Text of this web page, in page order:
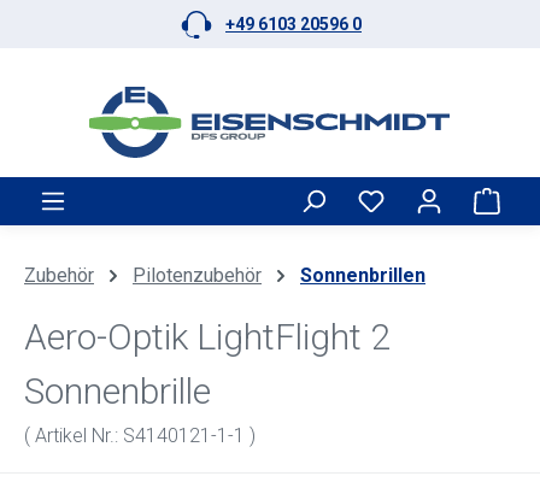
Zum Hauptinhalt springen+49 6103 20596 0
Zubehör Pilotenzubehör Sonnenbrillen
Aero-Optik LightFlight 2
Sonnenbrille
( Artikel Nr.: S4140121-1-1 )